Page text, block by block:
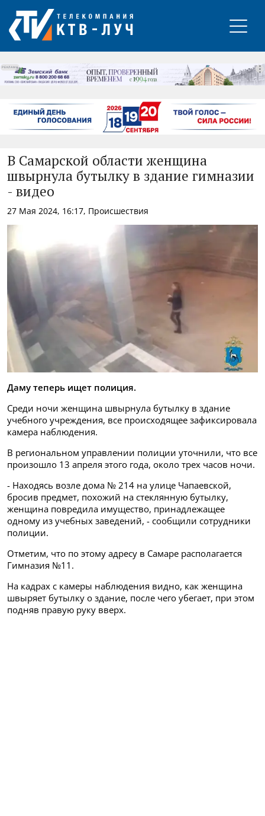
РЕКЛАМА
В Самарской области женщина
швырнула бутылку в здание гимназии
- видео
27 Мая 2024, 16:17, Происшествия
Даму теперь ищет полиция.
Среди ночи женщина швырнула бутылку в здание
учебного учреждения, все происходящее зафиксировала
камера наблюдения.
В региональном управлении полиции уточнили, что все
произошло 13 апреля этого года, около трех часов ночи.
- Находясь возле дома № 214 на улице Чапаевской,
бросив предмет, похожий на стеклянную бутылку,
женщина повредила имущество, принадлежащее
одному из учебных заведений, - сообщили сотрудники
полиции.
Отметим, что по этому адресу в Самаре располагается
Гимназия №11.
На кадрах с камеры наблюдения видно, как женщина
швыряет бутылку о здание, после чего убегает, при этом
подняв правую руку вверх.